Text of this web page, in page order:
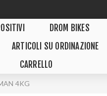
DROM BIKES
ARTICOLI SU ORDINAZIONE
CARRELLO
4KG